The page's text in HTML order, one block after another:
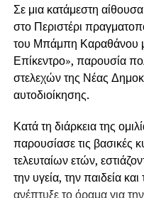
Σε μια κατάμεστη
στο Περιστέρι
του Μπάμπη Καραθάνου
Επίκεντρο», παρουσία
στελεχών της Νέας
αυτοδιοίκησης.
Κατά τη διάρκεια της
παρουσίασε τις βασικές
τελευταίων ετών,
την υγεία, την παιδεία
ανέπτυξε το όραμα για